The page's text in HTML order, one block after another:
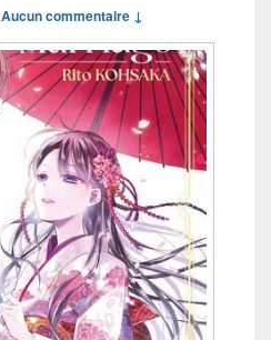
Aucun commentaire ↓